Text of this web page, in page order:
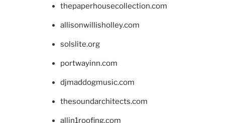
thepaperhousecollection.com
allisonwillisholley.com
solslite.org
portwayinn.com
djmaddogmusic.com
thesoundarchitects.com
allin1roofing.com